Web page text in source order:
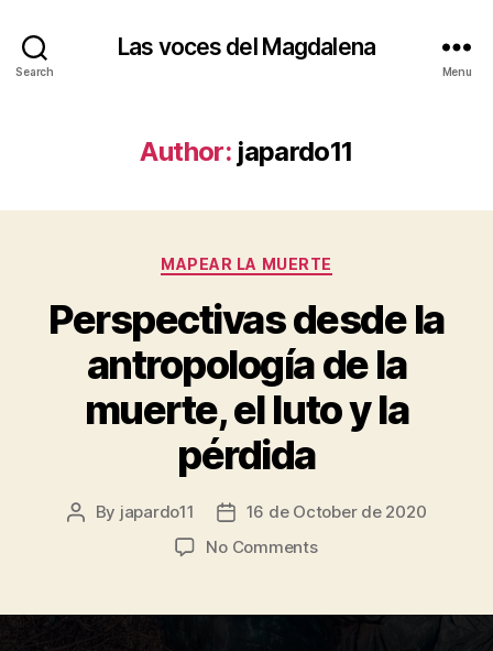
Search
Las voces del Magdalena
Menu
Author: japardo11
Categories
MAPEAR LA MUERTE
Perspectivas desde la
antropología de la
muerte, el luto y la
pérdida
Post
By japardo11
Post
date
16 de October de 2020
No Commentson
la